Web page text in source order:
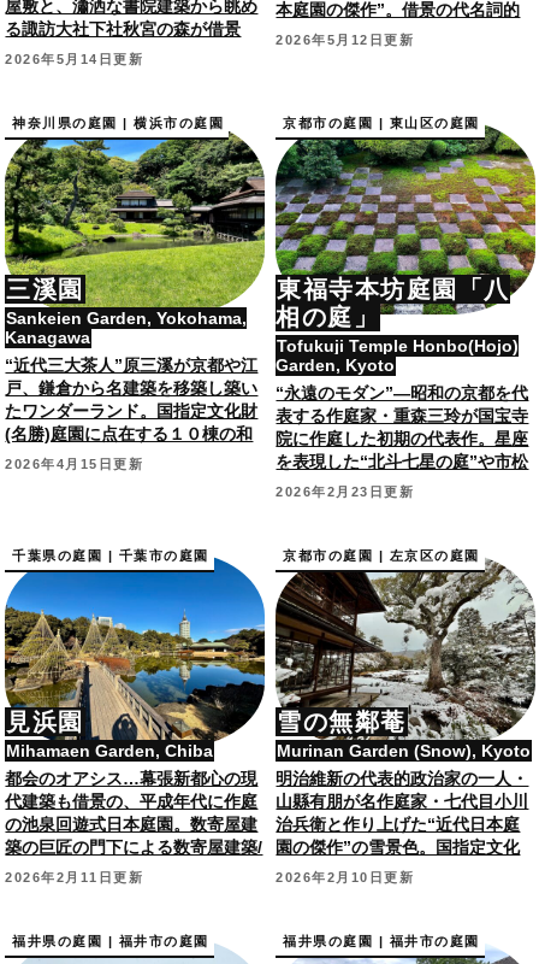
屋敷と、瀟洒な書院建築から眺め
る諏訪大社下社秋宮の森が借景
の“中山道随一の名庭園”。
2026年5月14日更新
本庭園の傑作”。借景の代名詞的
庭園で、国指定名勝。
2026年5月12日更新
神奈川県の庭園 | 横浜市の庭園
三溪園
Sankeien Garden, Yokohama,
Kanagawa
“近代三大茶人”原三溪が京都や江
戸、鎌倉から名建築を移築し築い
たワンダーランド。国指定文化財
(名勝)庭園に点在する１０棟の和
風建築/茶室が国指定重要文化財。
2026年4月15日更新
京都市の庭園 | 東山区の庭園
東福寺本坊庭園「八
相の庭」
Tofukuji Temple Honbo(Hojo)
Garden, Kyoto
“永遠のモダン”―昭和の京都を代
表する作庭家・重森三玲が国宝寺
院に作庭した初期の代表作。星座
を表現した“北斗七星の庭”や市松
模様の枯山水庭園。国指定名勝。
2026年2月23日更新
千葉県の庭園 | 千葉市の庭園
見浜園
Mihamaen Garden, Chiba
都会のオアシス…幕張新都心の現
代建築も借景の、平成年代に作庭
の池泉回遊式日本庭園。数寄屋建
築の巨匠の門下による数寄屋建築/
茶室“松籟亭”も。
2026年2月11日更新
京都市の庭園 | 左京区の庭園
雪の無鄰菴
Murinan Garden (Snow), Kyoto
明治維新の代表的政治家の一人・
山縣有朋が名作庭家・七代目小川
治兵衛と作り上げた“近代日本庭
園の傑作”の雪景色。国指定文化
財の、借景の代名詞的庭園！
2026年2月10日更新
福井県の庭園 | 福井市の庭園 福井県の庭園 | 福井市の庭園